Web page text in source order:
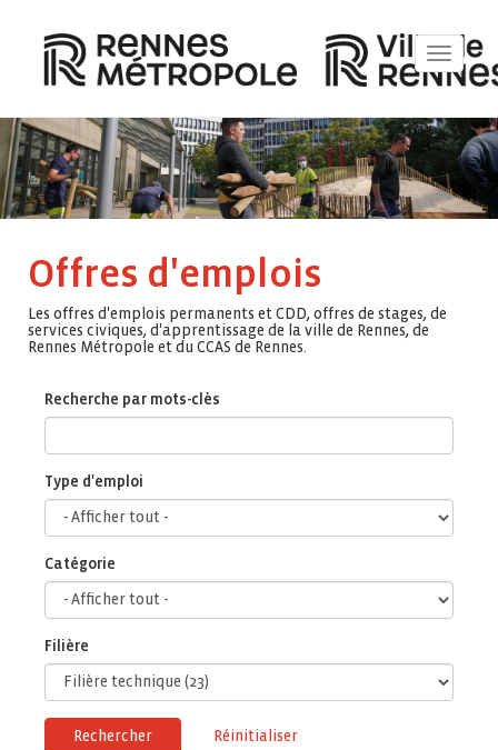
Toggle
Offres d'emplois
Les offres d'emplois permanents et CDD, offres de stages, de
services civiques, d'apprentissage de la ville de Rennes, de
Rennes Métropole et du CCAS de Rennes.
Recherche par mots-clès
Type d'emploi
Catégorie
Filière
Rechercher Réinitialiser